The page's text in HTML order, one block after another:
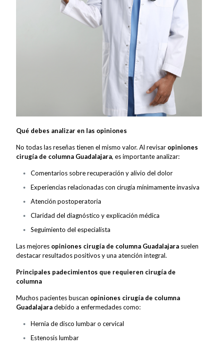
Qué debes analizar en las opiniones
No todas las reseñas tienen el mismo valor. Al revisar opiniones
cirugía de columna Guadalajara, es importante analizar:
Comentarios sobre recuperación y alivio del dolor
Experiencias relacionadas con cirugía mínimamente invasiva
Atención postoperatoria
Claridad del diagnóstico y explicación médica
Seguimiento del especialista
Las mejores opiniones cirugía de columna Guadalajara suelen
destacar resultados positivos y una atención integral.
Principales padecimientos que requieren cirugía de
columna
Muchos pacientes buscan opiniones cirugía de columna
Guadalajaradebido a enfermedades como:
Hernia de disco lumbar o cervical
Estenosis lumbar